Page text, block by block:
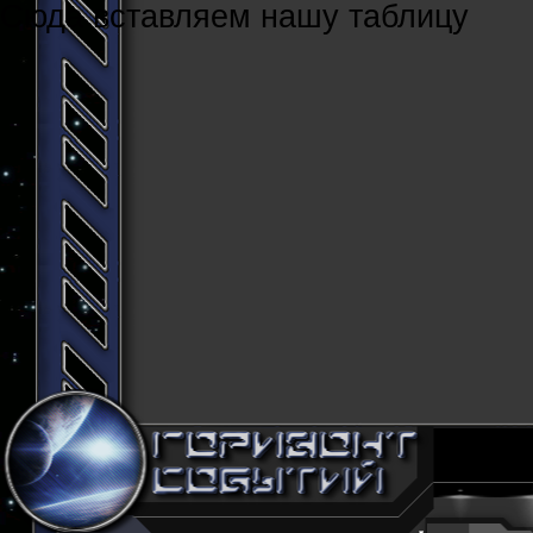
Cюда вставляем нашу таблицу